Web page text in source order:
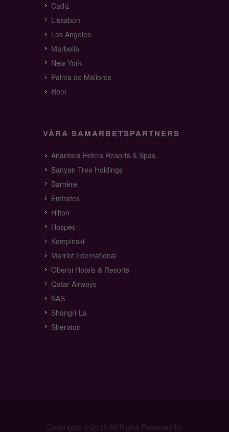
Cadiz
Lissabon
Los Angeles
Marbella
New York
Palma de Mallorca
Rom
VÅRA SAMARBETSPARTNERS
Anantara Hotels Resorts & Spas
Banyan Tree Holdings
Barrière
Emirates
Hilton
Hospes
Kempinski
Marriot International
Oberoi Hotels & Resorts
Qatar Airways
SAS
Shangri-La
Sheraton
Copyrights © 2018 All Rights Reserved by